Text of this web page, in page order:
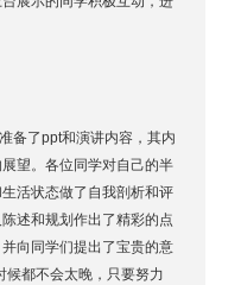
备了ppt和演讲内容，其内
望。各位同学对自己的半
活状态做了自我剖析和评
述和规划作出了精彩的点
向同学们提出了宝贵的意
候都不会太晚，只要努力